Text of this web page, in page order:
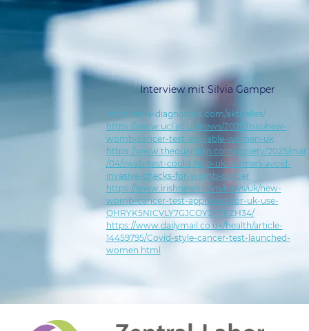
Interview mit Silvia Gamper
https://sola-diagnostics.com/aktuelles/
https://www.ucl.ac.uk/news/2025/mar/new-
womb-cancer-test-available-women-uk
https://www.theguardian.com/society/2025/mar
/04/swab-test-could-help-uk-women-avoid-
invasive-checks-for-womb-cancer
https://www.irishnews.com/news/uk/new-
womb-cancer-test-approved-for-uk-use-
QHRYK5NICVLY7GJCOY3P7FZH34/
https://www.dailymail.co.uk/health/article-
14459795/Covid-style-cancer-test-launched-
women.html